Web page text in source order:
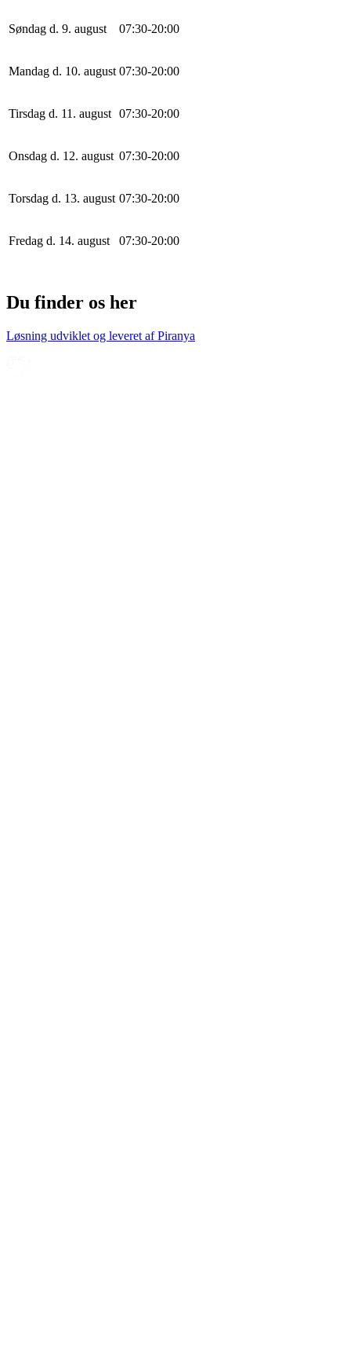
Søndag d. 9. august 07:30-20:00
Mandag d. 10. august 07:30-20:00
Tirsdag d. 11. august 07:30-20:00
Onsdag d. 12. august 07:30-20:00
Torsdag d. 13. august 07:30-20:00
Fredag d. 14. august 07:30-20:00
Du finder os her
Løsning udviklet og leveret afPiranya